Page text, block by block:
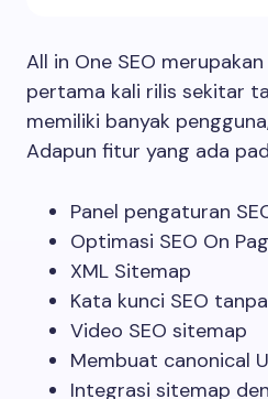
All in One SEO
pertama kali rilis sekitar
memiliki banyak
Adapun fitur yang ada
Panel pengaturan
Optimasi SEO On
XML Sitemap
Kata kunci SEO
Video SEO sitemap
Membuat canonical
Integrasi sitemap